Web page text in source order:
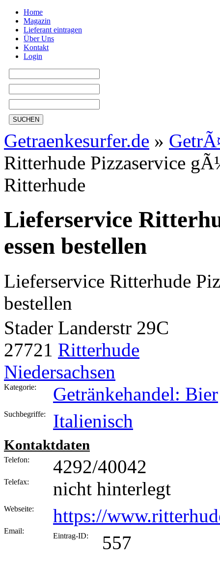
Home
Magazin
Lieferant eintragen
Über Uns
Kontakt
Login
SUCHEN
Getraenkesurfer.de »
Ritterhude Pizzaservice
Ritterhude
Lieferservice
essen bestellen
Lieferservice Ritterhude
bestellen
Stader Landerstr 29C
27721 Ritterhude
Niedersachsen
Kategorie: Getränkehandel: Bier
Suchbegriffe: Italienisch
Kontaktdaten
Telefon: 4292/40042
Telefax: nicht hinterlegt
Webseite: https://
Email:
Eintrag-ID:
557